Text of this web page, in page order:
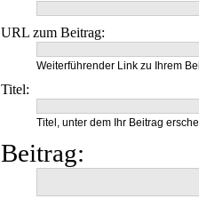
URL zum Beitrag:
Weiterführender Link zu Ihrem
Titel:
Titel, unter dem Ihr Beitrag
Beitrag: